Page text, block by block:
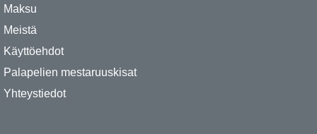
Maksu
Meistä
Käyttöehdot
Palapelien mestaruuskisat
Yhteystiedot